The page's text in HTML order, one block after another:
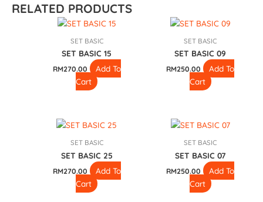
RELATED PRODUCTS
SET BASIC
SET BASIC 15
RM270.00
Add To
Cart
SET BASIC
SET BASIC 09
RM250.00
Add To
Cart
SET BASIC
SET BASIC 25
RM270.00
Add To
Cart
SET BASIC
SET BASIC 07
RM250.00
Add To
Cart